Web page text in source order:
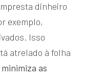
dinheiro
exemplo,
Isso
atrelado à folha
minimiza as